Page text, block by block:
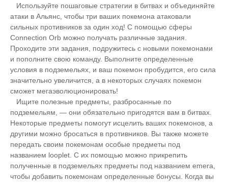
Используйте пошаговые стратегии в битвах и объединяйте
атаки в Альянс, чтобы три ваших покемона атаковали
сильных противников за один ход! С помощью сферы
Connection Orb можно получать различные задания.
Проходите эти задания, подружитесь с новыми покемонами
и пополните свою команду. Выполните определенные
условия в подземельях, и ваш покемон пробудится, его сила
значительно увеличится, а в некоторых случаях покемон
сможет мегаэволюционировать!
Ищите полезные предметы, разбросанные по
подземельям, — они обязательно пригодятся вам в битвах.
Некоторые предметы помогут исцелить ваших покемонов, а
другими можно бросаться в противников. Вы также можете
передать своим покемонам особые предметы под
названием looplet. С их помощью можно прикрепить
полученные в подземельях предметы под названием emera,
чтобы добавить покемонам определенные бонусы. Когда вы